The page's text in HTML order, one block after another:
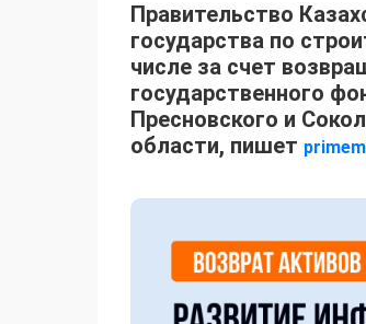
Правительство
государства по
числе за счет
государственного
Пресновского и
области, пишет